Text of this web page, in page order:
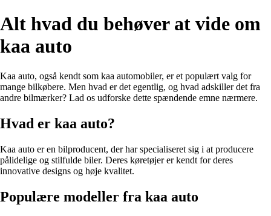
Alt hvad du behøver at vide om
kaa auto
Kaa auto, også kendt som kaa automobiler, er et populært valg for
mange bilkøbere. Men hvad er det egentlig, og hvad adskiller det fra
andre bilmærker? Lad os udforske dette spændende emne nærmere.
Hvad er kaa auto?
Kaa auto er en bilproducent, der har specialiseret sig i at producere
pålidelige og stilfulde biler. Deres køretøjer er kendt for deres
innovative designs og høje kvalitet.
Populære modeller fra kaa auto